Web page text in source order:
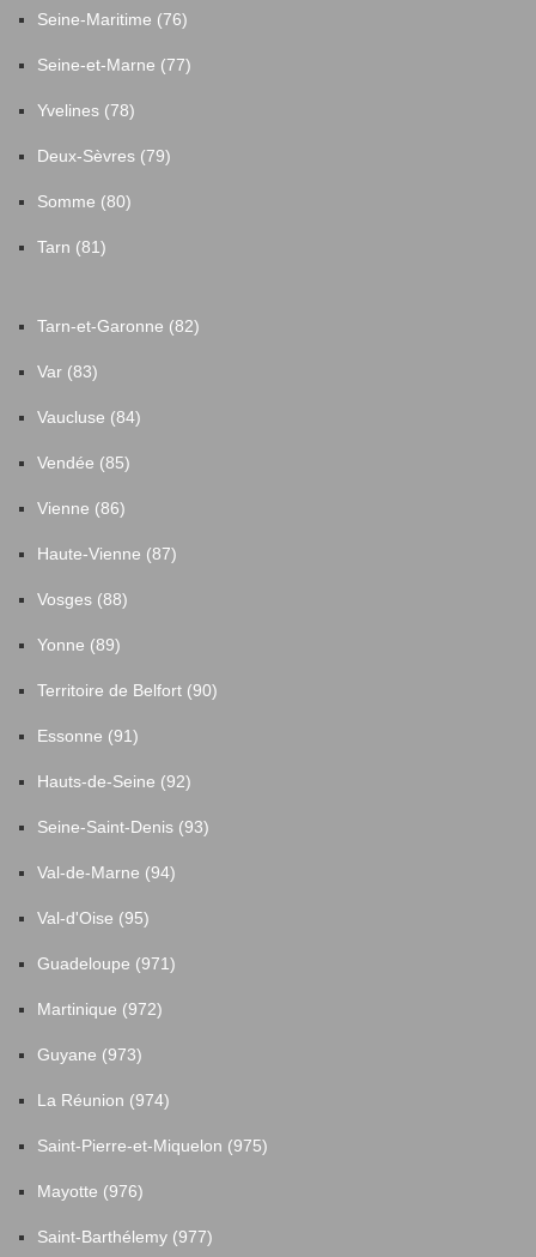
Seine-Maritime (76)
Seine-et-Marne (77)
Yvelines (78)
Deux-Sèvres (79)
Somme (80)
Tarn (81)
Tarn-et-Garonne (82)
Var (83)
Vaucluse (84)
Vendée (85)
Vienne (86)
Haute-Vienne (87)
Vosges (88)
Yonne (89)
Territoire de Belfort (90)
Essonne (91)
Hauts-de-Seine (92)
Seine-Saint-Denis (93)
Val-de-Marne (94)
Val-d'Oise (95)
Guadeloupe (971)
Martinique (972)
Guyane (973)
La Réunion (974)
Saint-Pierre-et-Miquelon (975)
Mayotte (976)
Saint-Barthélemy (977)